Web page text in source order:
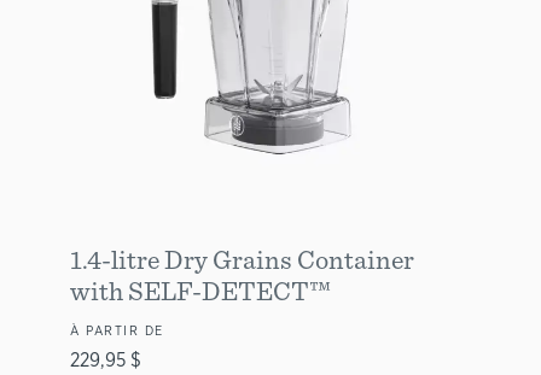
1.4-litre Dry Grains Container
with SELF-DETECT™
À PARTIR DE
229,95 $